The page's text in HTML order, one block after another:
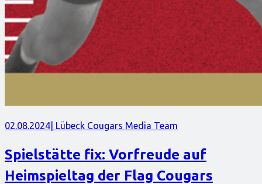
02.08.2024 | Lübeck Cougars Media Team
Spielstätte fix: Vorfreude auf
Heimspieltag der Flag Cougars